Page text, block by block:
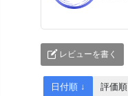
レビューを書く
日付順 ↓ 評価順